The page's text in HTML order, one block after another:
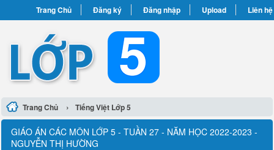
Trang Chủ Đăng ký Đăng nhập Upload Liên hệ
Trang Chủ › Tiếng Việt Lớp 5
GIÁO ÁN CÁC MÔN LỚP 5 - TUẦN 27 - NĂM HỌC 2022-2023 -
NGUYỄN THỊ HƯỜNG